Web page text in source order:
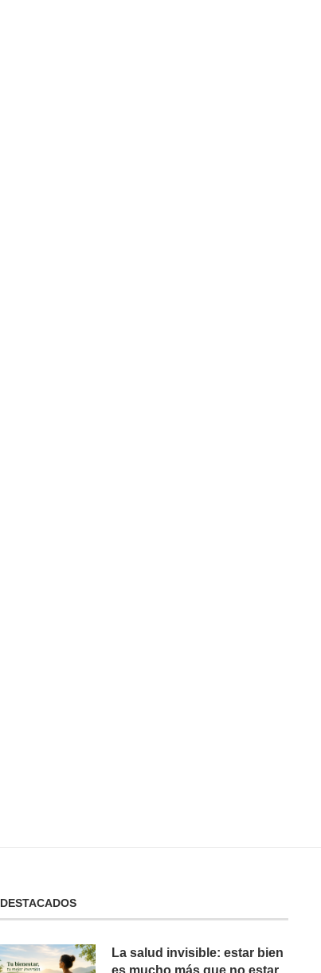
DESTACADOS
La salud invisible: estar bien
es mucho más que no estar